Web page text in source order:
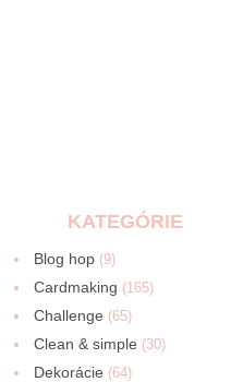
KATEGÓRIE
Blog hop (9)
Cardmaking (165)
Challenge (65)
Clean & simple (30)
Dekorácie (64)